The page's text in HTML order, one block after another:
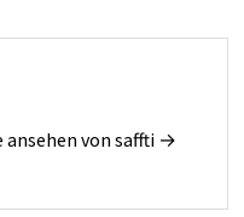
ansehen von saffti →